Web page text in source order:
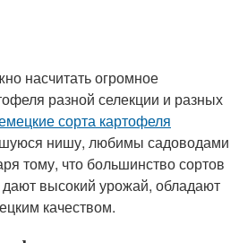
насчитать огромное
разной селекции и разных
сорта картофеля
нишу, любимы садоводами
тому, что большинство сортов
высокий урожай, обладают
качеством.